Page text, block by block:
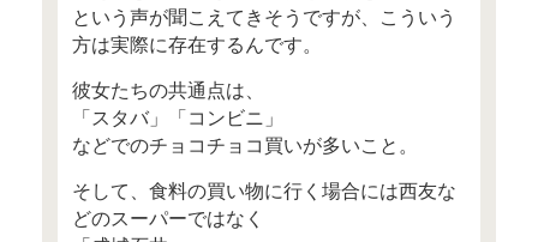
○ 編集後記
高年収女性なのに貯蓄で